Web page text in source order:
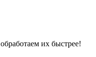
их быстрее!